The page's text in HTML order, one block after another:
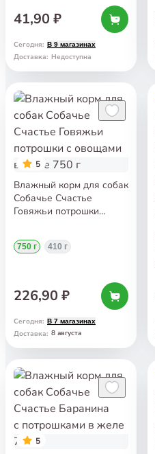
41,90 ₽
Сегодня: В 9 магазинах
Доставка: Недоступна
5
Влажный корм для собак
Собачье Счастье
Говяжьи потрошки
750 г 410 г
226,90 ₽
Сегодня: В 7 магазинах
Доставка: 8 августа
5